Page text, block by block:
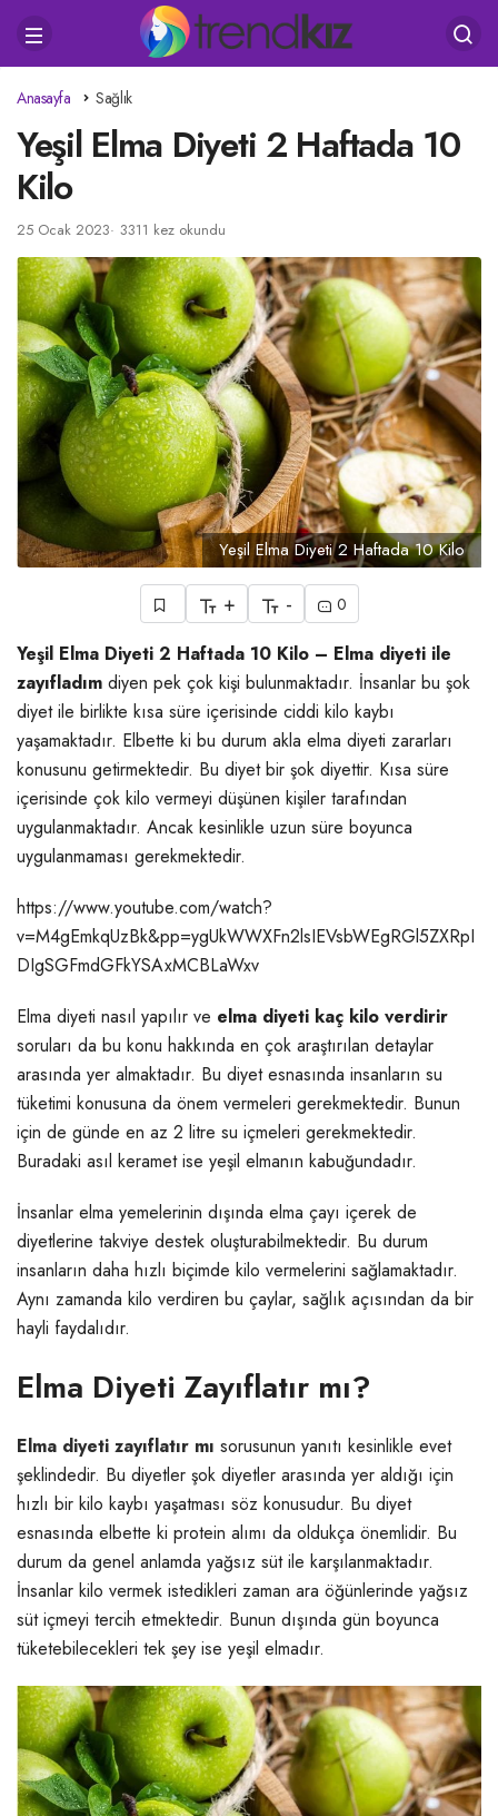
Anasayfa Sağlık
Yeşil Elma Diyeti 2 Haftada 10
Kilo
25 Ocak 2023 3311 kez okundu
Yeşil Elma Diyeti 2 Haftada 10 Kilo
+ - 0
Yeşil Elma Diyeti 2 Haftada 10 Kilo – Elma diyeti ile
zayıfladım diyen pek çok kişi bulunmaktadır. İnsanlar bu şok
diyet ile birlikte kısa süre içerisinde ciddi kilo kaybı
yaşamaktadır. Elbette ki bu durum akla elma diyeti zararları
konusunu getirmektedir. Bu diyet bir şok diyettir. Kısa süre
içerisinde çok kilo vermeyi düşünen kişiler tarafından
uygulanmaktadır. Ancak kesinlikle uzun süre boyunca
uygulanmaması gerekmektedir.
https://www.youtube.com/watch?
v=M4gEmkqUzBk&pp=ygUkWWXFn2lsIEVsbWEgRGl5ZXRpI
DIgSGFmdGFkYSAxMCBLaWxv
Elma diyeti nasıl yapılır ve elma diyeti kaç kilo verdirir
soruları da bu konu hakkında en çok araştırılan detaylar
arasında yer almaktadır. Bu diyet esnasında insanların su
tüketimi konusuna da önem vermeleri gerekmektedir. Bunun
için de günde en az 2 litre su içmeleri gerekmektedir.
Buradaki asıl keramet ise yeşil elmanın kabuğundadır.
İnsanlar elma yemelerinin dışında elma çayı içerek de
diyetlerine takviye destek oluşturabilmektedir. Bu durum
insanların daha hızlı biçimde kilo vermelerini sağlamaktadır.
Aynı zamanda kilo verdiren bu çaylar, sağlık açısından da bir
hayli faydalıdır.
Elma Diyeti Zayıflatır mı?
Elma diyeti zayıflatır mı sorusunun yanıtı kesinlikle evet
şeklindedir. Bu diyetler şok diyetler arasında yer aldığı için
hızlı bir kilo kaybı yaşatması söz konusudur. Bu diyet
esnasında elbette ki protein alımı da oldukça önemlidir. Bu
durum da genel anlamda yağsız süt ile karşılanmaktadır.
İnsanlar kilo vermek istedikleri zaman ara öğünlerinde yağsız
süt içmeyi tercih etmektedir. Bunun dışında gün boyunca
tüketebilecekleri tek şey ise yeşil elmadır.